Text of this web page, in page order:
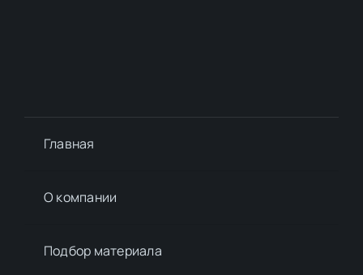
Главная
О компании
Подбор материалa